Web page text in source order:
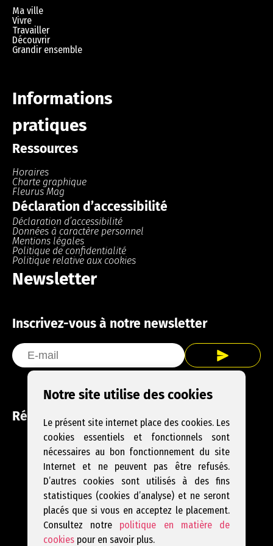
Ma ville
Vivre
Travailler
Découvrir
Grandir ensemble
Informations
pratiques
Ressources
Horaires
Charte graphique
Fleurus Mag
Déclaration d’accessibilité
Déclaration d’accessibilité
Données à caractère personnel
Mentions légales
Politique de confidentialité
Politique relative aux cookies
Newsletter
Inscrivez-vous à notre newsletter
Réseaux sociaux
Facebook
Instagram
YouTube
Notre site utilise des cookies
Le présent site internet place des cookies. Les
cookies essentiels et fonctionnels sont
nécessaires au bon fonctionnement du site
Internet et ne peuvent pas être refusés.
D’autres cookies sont utilisés à des fins
statistiques (cookies d’analyse) et ne seront
placés que si vous en acceptez le placement.
Consultez notre politique en matière de
cookiespour en savoir plus.